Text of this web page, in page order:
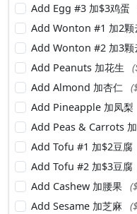
Add Egg #3 加$3鸡蛋
Add Wonton #1 加2颗
Add Wonton #2 加3颗
Add Peanuts 加花生
Add Almond 加杏仁
Add Pineapple 加凤梨
Add Peas & Carrots
Add Tofu #1 加$2豆腐
Add Tofu #2 加$3豆腐
Add Cashew 加腰果
Add Sesame 加芝麻